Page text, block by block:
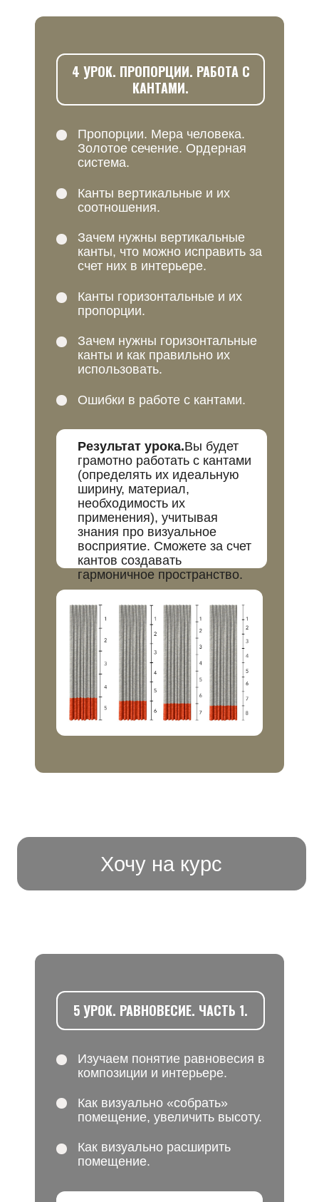
4 УРОК. ПРОПОРЦИИ. РАБОТА С
КАНТАМИ.
Пропорции. Мера человека.
Золотое сечение. Ордерная
система.
Зачем нужны вертикальные
канты, что можно исправить за
счет них в интерьере.
Результат урока.Вы будет
грамотно работать с кантами
(определять их идеальную
ширину, материал,
необходимость их
применения), учитывая
знания про визуальное
восприятие. Сможете за счет
кантов создавать
гармоничное пространство.
Канты вертикальные и их
соотношения.
Канты горизонтальные и их
пропорции.
Зачем нужны горизонтальные
канты и как правильно их
использовать.
Ошибки в работе с кантами.
5 УРОК. РАВНОВЕСИЕ. ЧАСТЬ 1.
Изучаем понятие равновесия в
композиции и интерьере.
Как визуально расширить
помещение.
Как визуально «собрать»
помещение, увеличить высоту.